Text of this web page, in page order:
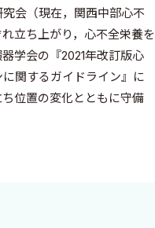
会（現在，関西中部心不
立ち上がり，心不全栄養を
学会の『2021年改訂版心
関するガイドライン』に
位置の変化とともに守備
事療法」で大きく取り上
ーションにおいて，これ
ンスが構築されてきまし
ばではありますが，これ